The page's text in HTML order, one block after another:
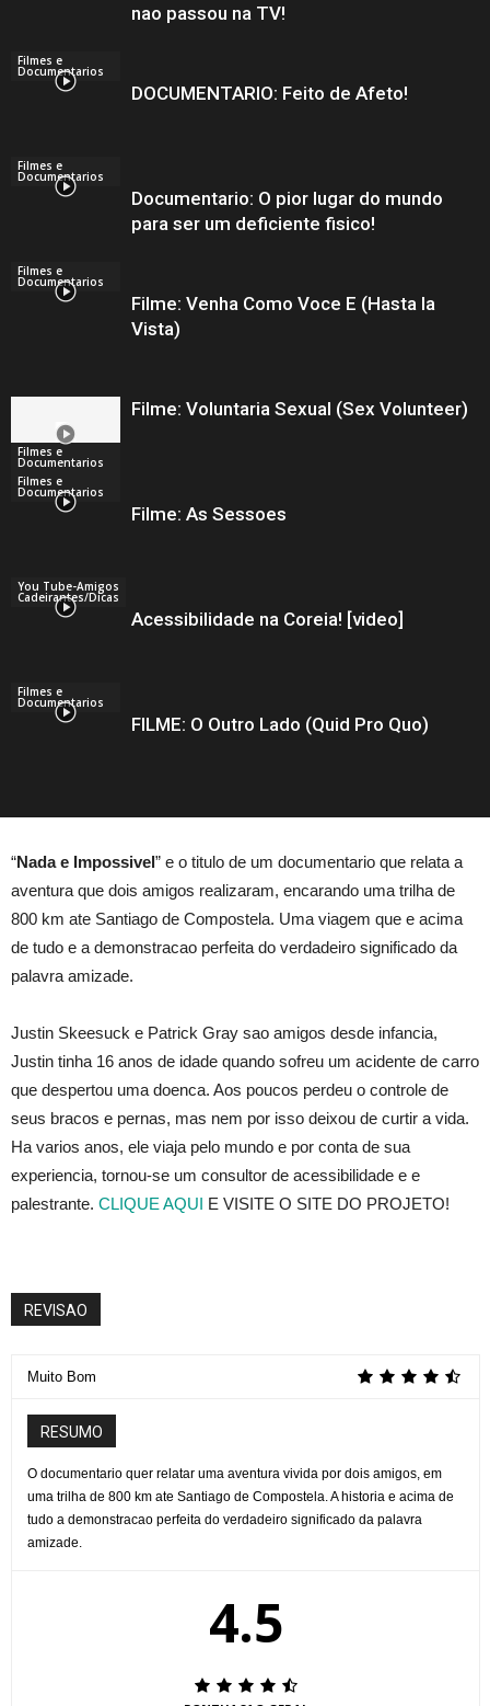
nao passou na TV!
Filmes e
Documentarios
DOCUMENTARIO: Feito de Afeto!
Filmes e
Documentarios
Documentario: O pior lugar do mundo
para ser um deficiente fisico!
Filmes e
Documentarios
Filme: Venha Como Voce E (Hasta la
Vista)
Filmes e
Documentarios
Filme: Voluntaria Sexual (Sex Volunteer)
Filmes e
Documentarios
Filme: As Sessoes
You Tube-Amigos
Cadeirantes/Dicas
Acessibilidade na Coreia! [video]
Filmes e
Documentarios
FILME: O Outro Lado (Quid Pro Quo)
“Nada e Impossivel” e o titulo de um documentario que relata a
aventura que dois amigos realizaram, encarando uma trilha de
800 km ate Santiago de Compostela. Uma viagem que e acima
de tudo e a demonstracao perfeita do verdadeiro significado da
palavra amizade.
Justin Skeesuck e Patrick Gray sao amigos desde infancia,
Justin tinha 16 anos de idade quando sofreu um acidente de carro
que despertou uma doenca. Aos poucos perdeu o controle de
seus bracos e pernas, mas nem por isso deixou de curtir a vida.
Ha varios anos, ele viaja pelo mundo e por conta de sua
experiencia, tornou-se um consultor de acessibilidade e e
palestrante. CLIQUE AQUI E VISITE O SITE DO PROJETO!
REVISAO
Muito Bom
RESUMO
O documentario quer relatar uma aventura vivida por dois amigos, em
uma trilha de 800 km ate Santiago de Compostela. A historia e acima de
tudo a demonstracao perfeita do verdadeiro significado da palavra
amizade.
4.5